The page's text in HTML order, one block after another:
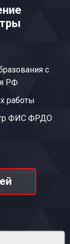
с
РФ
работы
ФИС ФРДО